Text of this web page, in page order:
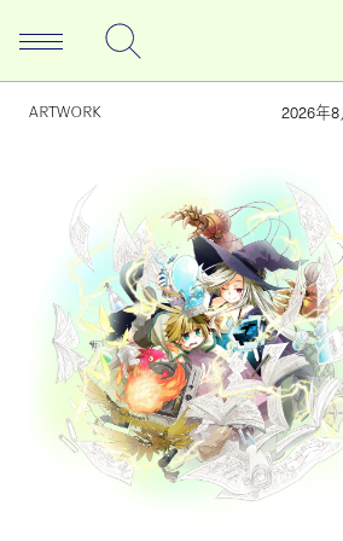
ARTWORK 2026年8